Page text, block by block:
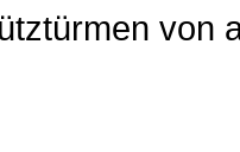
von